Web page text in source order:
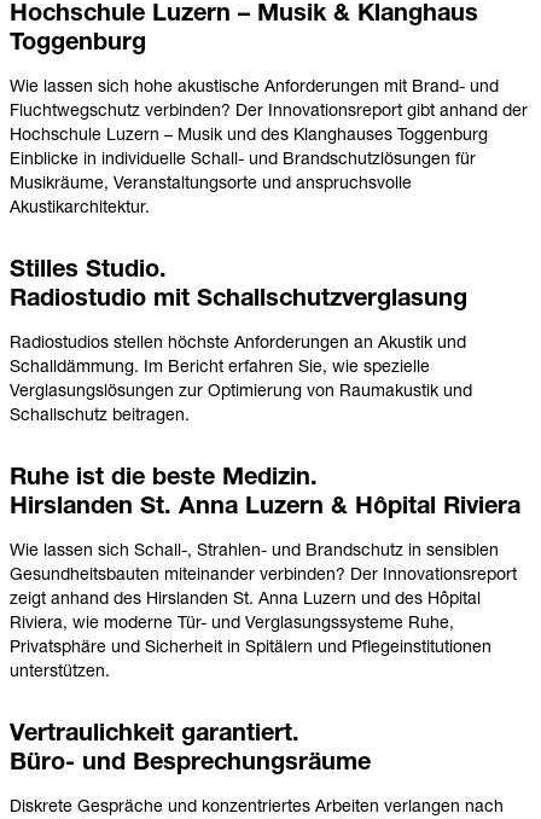
Hochschule Luzern – Musik & Klanghaus
Toggenburg
Wie lassen sich hohe akustische Anforderungen mit Brand- und
Fluchtwegschutz verbinden? Der Innovationsreport gibt anhand der
Hochschule Luzern – Musik und des Klanghauses Toggenburg
Einblicke in individuelle Schall- und Brandschutzlösungen für
Musikräume, Veranstaltungsorte und anspruchsvolle
Akustikarchitektur.
Stilles Studio.
Radiostudio mit Schallschutzverglasung
Radiostudios stellen höchste Anforderungen an Akustik und
Schalldämmung. Im Bericht erfahren Sie, wie spezielle
Verglasungslösungen zur Optimierung von Raumakustik und
Schallschutz beitragen.
Ruhe ist die beste Medizin.
Hirslanden St. Anna Luzern & Hôpital Riviera
Wie lassen sich Schall-, Strahlen- und Brandschutz in sensiblen
Gesundheitsbauten miteinander verbinden? Der Innovationsreport
zeigt anhand des Hirslanden St. Anna Luzern und des Hôpital
Riviera, wie moderne Tür- und Verglasungssysteme Ruhe,
Privatsphäre und Sicherheit in Spitälern und Pflegeinstitutionen
unterstützen.
Vertraulichkeit garantiert.
Büro- und Besprechungsräume
Diskrete Gespräche und konzentriertes Arbeiten verlangen nach